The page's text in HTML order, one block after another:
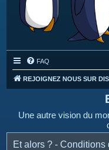
FAQ
REJOIGNEZ NOUS SUR
Une autre vision du
Et alors ? - Conditions